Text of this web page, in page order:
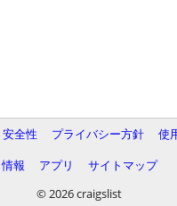
安全性 プライバシー方針
使
情報
アプリ
サイトマップ
© 2026 craigslist